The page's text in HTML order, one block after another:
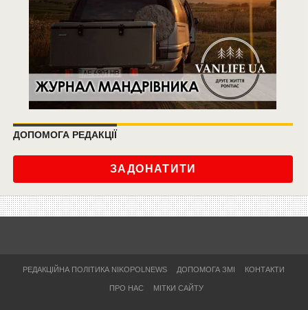
ДОПОМОГА РЕДАКЦІЇ
ЗАДОНАТИТИ
РЕДАКЦІЙНА ПОЛІТИКА NIKOPOLNEWS ДОПОМОГА ЗМІ КОНТАКТИ
ПРО НАС МІТКИ САЙТУ